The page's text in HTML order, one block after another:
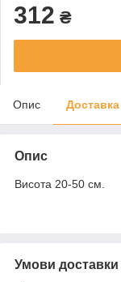
312 ₴
Опис Доставка
Опис
Висота 20-50 см.
Умови доставки